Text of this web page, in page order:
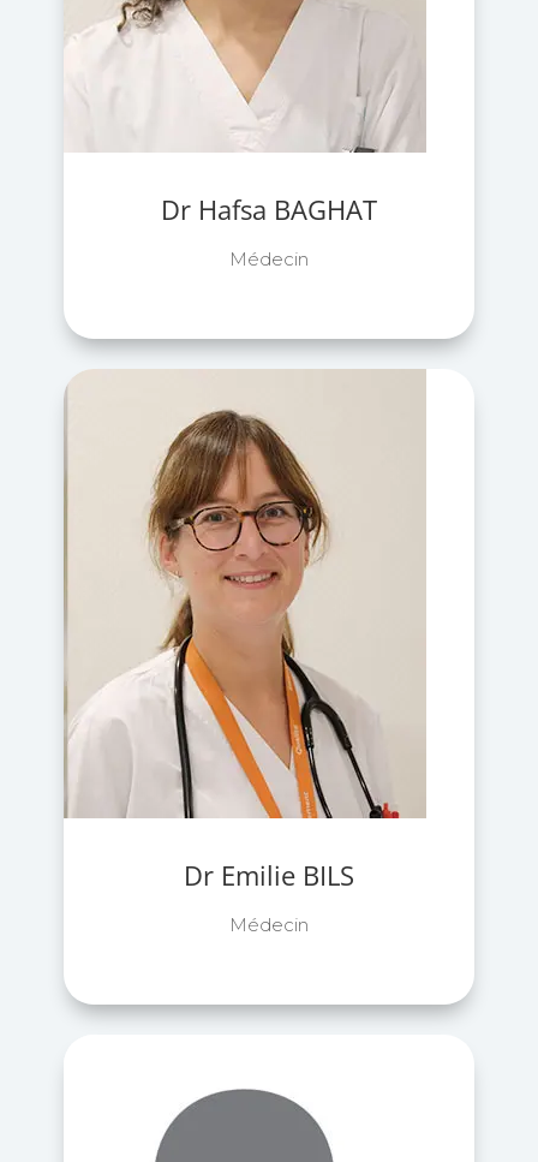
Dr Hafsa BAGHAT
Médecin
Dr Emilie BILS
Médecin